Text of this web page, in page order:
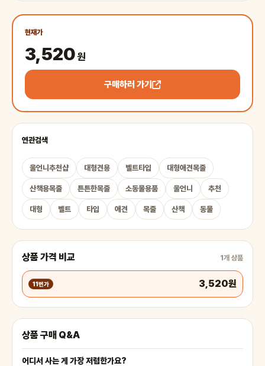
현재가
3,520원
구매하러 가기
연관검색
울언니추천샵 대형견용 벨트타입 대형애견목줄
산책용목줄 튼튼한목줄 소동물용품 울언니 추천
대형 벨트 타입 애견 목줄 산책 동물
상품 가격 비교 1개 상품
11번가 3,520원
상품 구매 Q&A
어디서 사는 게 가장 저렴한가요?